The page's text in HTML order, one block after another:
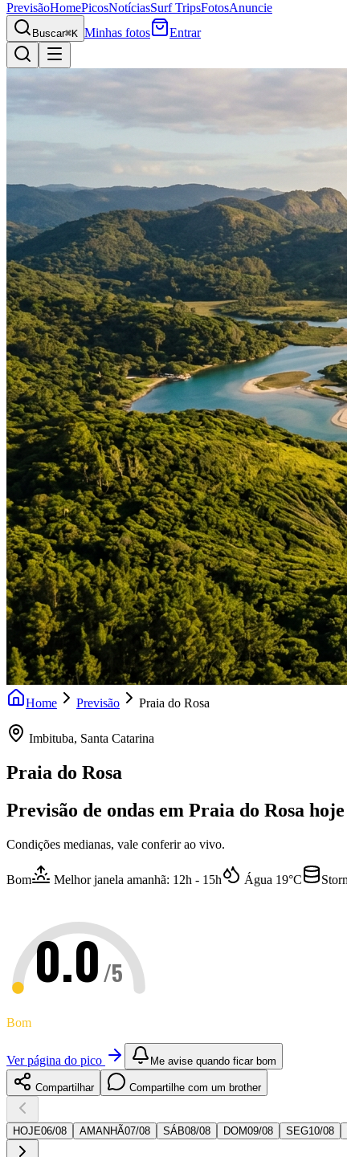
PrevisãoHomePicosNotíciasSurf TripsFotosAnuncie
Buscar⌘K Minhas fotos Entrar
Home Previsão Praia do Rosa
Imbituba, Santa Catarina
Praia do Rosa
Previsão de ondas em Praia do Rosa
Condições medianas, vale conferir ao vivo.
Bom Melhor janela amanhã: 12h - 15h Água 19°C
0.0/5
Bom
Ver página do pico Me avise quando ficar bom
Compartilhar Compartilhe com um brother
HOJE06/08 AMANHÃ07/08 SÁB08/08 DOM09/08 SEG10/08